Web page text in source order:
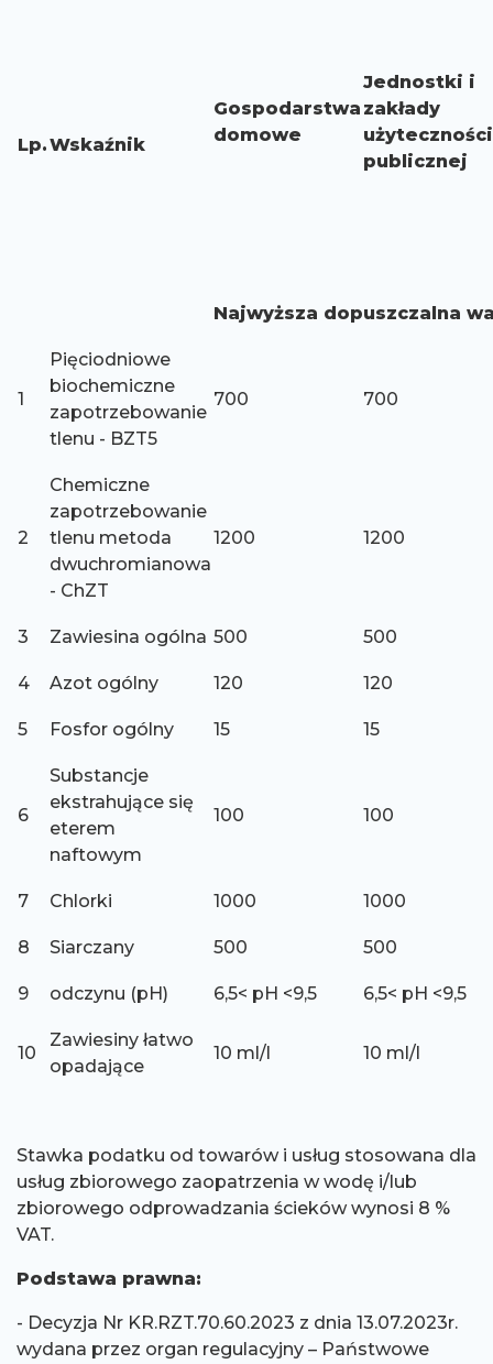
Lp.Wskaźnik
Gospodarstwa
domowe
Jednostki i
zakłady
użyteczności
publicznej
Najwyższa dopuszczalna
1
Pięciodniowe
biochemiczne
zapotrzebowanie
tlenu - BZT5
700 700
2
Chemiczne
zapotrzebowanie
tlenu metoda
dwuchromianowa
- ChZT
1200 1200
3 Zawiesina ogólna 500 500
4 Azot ogólny 120 120
5 Fosfor ogólny 15 15
6
Substancje
ekstrahujące się
eterem
naftowym
100 100
7 Chlorki 1000 1000
8 Siarczany 500 500
9 odczynu (pH) 6,5< pH <9,5 6,5< pH <9,5
10
Zawiesiny łatwo
opadające
10 ml/l 10 ml/l
Stawka podatku od towarów i usług stosowana dla
usług zbiorowego zaopatrzenia w wodę i/lub
zbiorowego odprowadzania ścieków wynosi 8 %
VAT.
Podstawa prawna:
- Decyzja Nr KR.RZT.70.60.2023 z dnia 13.07.2023r.
wydana przez organ regulacyjny – Państwowe